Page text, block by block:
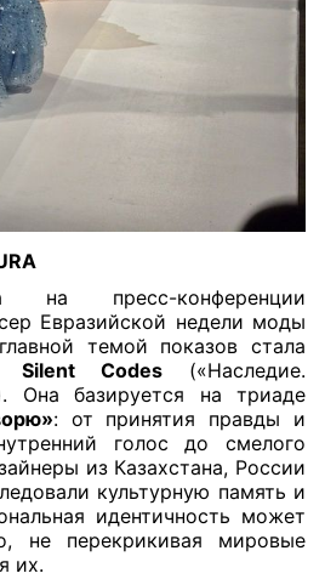
на пресс-конференции
Евразийской недели моды
темой показов стала
Silent Codes («Наследие.
Она базируется на триаде
: от принятия правды и
голос до смелого
из Казахстана, России
культурную память и
идентичность может
не перекрикивая мировые
их.